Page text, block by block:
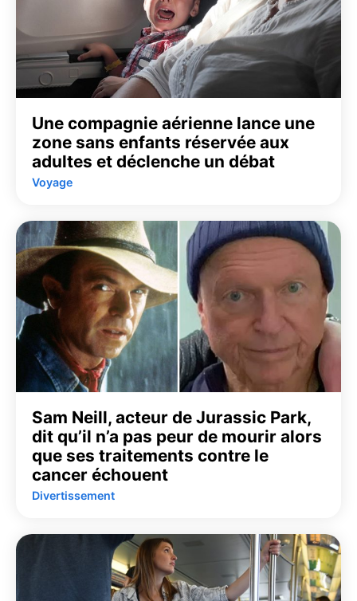
Une compagnie aérienne lance une
zone sans enfants réservée aux
adultes et déclenche un débat
Voyage
Sam Neill, acteur de Jurassic Park,
dit qu’il n’a pas peur de mourir alors
que ses traitements contre le
cancer échouent
Divertissement